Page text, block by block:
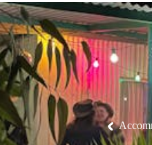
主
导
航
景
最
受
达
尔
爱
丽
斯
鲁
鲁
卡
卡
杜
国
园
李
治
菲
家
公
园
瓦
塔
国
家
公
提
维
东
阿
马
塔
兰
泉
池
特
米
鲁
公
园
卡
鲁
/
鬼
石
保
马
古
克
里
查
西
唐
纳
体
验
住
民
文
化
体
美
食
攻
节
庆
活
动
户
外
险
自
然
和
动
植
物
史
和
遗
高
露
营
和
野
营
灵
感
住
导
陪
同
旅
租
车
交
通